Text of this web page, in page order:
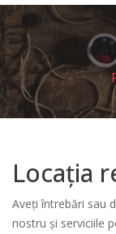
t
e
n
t
Locația
Aveți întrebări sau
nostru și serviciile